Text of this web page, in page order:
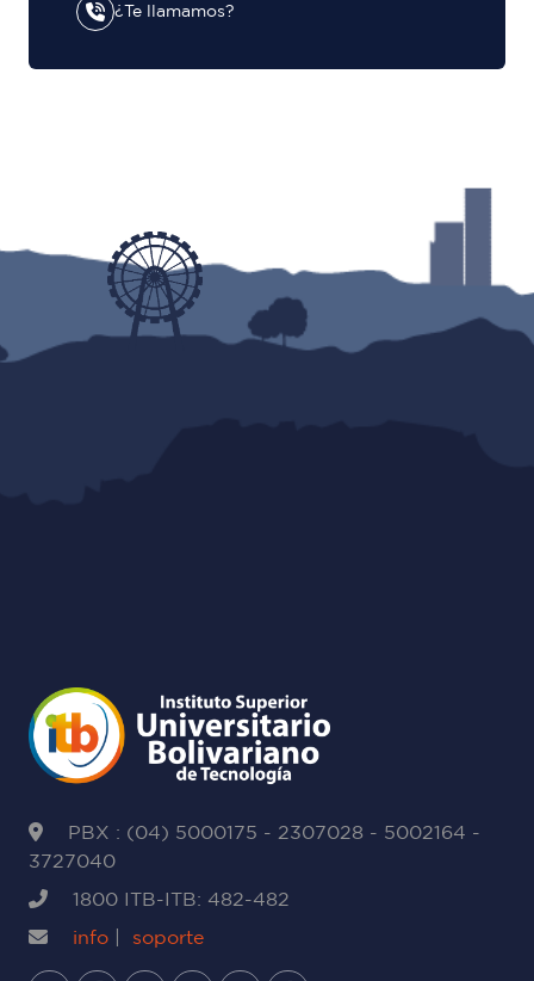
¿Te llamamos?
PBX : (04) 5000175 - 2307028 - 5002164 -
3727040
1800 ITB-ITB: 482-482
info
soporte